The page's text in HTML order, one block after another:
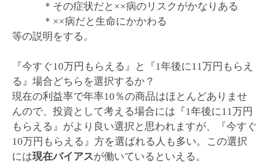
＊その症状だと××病のリスクがかなりある
＊××病だと生命にかかわる
等の説明をする。
『今すぐ10万円もらえる』と『1年後に11万円もらえ
る』場合どちらを選択するか？
現在の利益率で年率10％の商品はほとんどありませ
んので、投資として考える場合には『1年後に11万円
もらえる』がより良い選択と思われますが、『今すぐ
10万円もらえる』方を選ばれる人も多い。この選択
には現在バイアスが働いているといえる。